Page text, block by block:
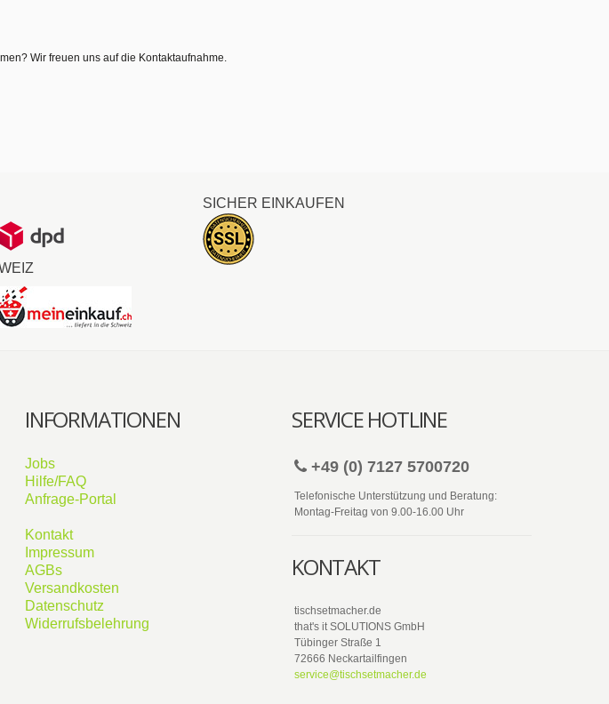
Wir freuen uns auf die Kontaktaufnahme.
SICHER EINKAUFEN
INFORMATIONEN
Jobs
Hilfe/FAQ
Anfrage-Portal
Kontakt
Impressum
AGBs
Versandkosten
Datenschutz
Widerrufsbelehrung
SERVICE HOTLINE
+49 (0) 7127 5700720
Telefonische Unterstützung und Beratung:
Montag-Freitag von 9.00-16.00 Uhr
KONTAKT
tischsetmacher.de
that's it SOLUTIONS GmbH
Tübinger Straße 1
72666 Neckartailfingen
service@tischsetmacher.de